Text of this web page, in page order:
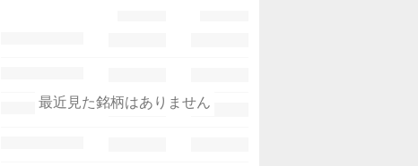
最近見た銘柄はありません